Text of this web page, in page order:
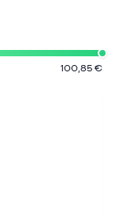
100,85 €